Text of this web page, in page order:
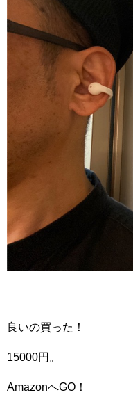
良いの買った！
15000円。
AmazonへGO！